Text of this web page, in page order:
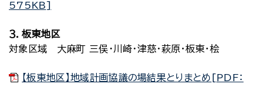
575KB]
３．板東地区
対象区域 大麻町 三俣・川崎・津慈・萩原・板東・桧
【板東地区】地域計画協議の場結果とりまとめ[PDF：